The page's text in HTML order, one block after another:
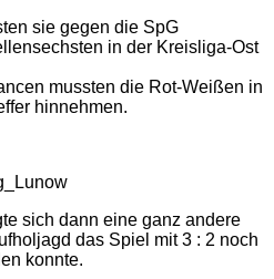
sie gegen die SpG
in der Kreisliga-Ost
mussten die Rot-Weißen in
hinnehmen.
sich dann eine ganz andere
das Spiel mit 3 : 2 noch
konnte.